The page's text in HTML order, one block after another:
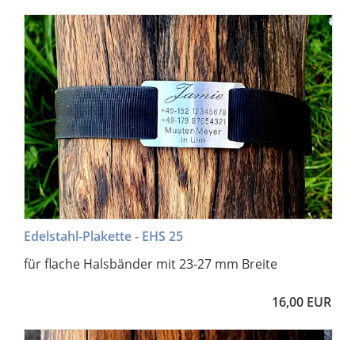
Edelstahl-Plakette - EHS 25
für flache Halsbänder mit 23-27 mm Breite
16,00 EUR